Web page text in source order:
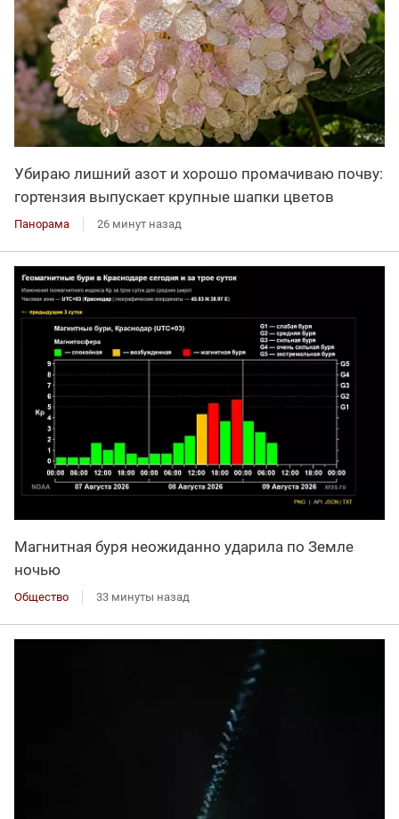
Убираю лишний азот и хорошо промачиваю почву:
гортензия выпускает крупные шапки цветов
Панорама 26 минут назад
Магнитная буря неожиданно ударила по Земле
ночью
Общество 33 минуты назад